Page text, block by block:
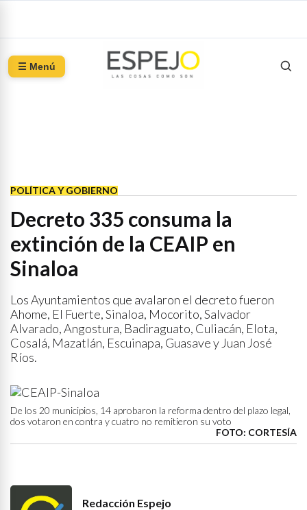
☰ Menú
POLÍTICA Y GOBIERNO
Decreto 335 consuma la
extinción de la CEAIP en
Sinaloa
Los Ayuntamientos que avalaron el decreto fueron
Ahome, El Fuerte, Sinaloa, Mocorito, Salvador
Alvarado, Angostura, Badiraguato, Culiacán, Elota,
Cosalá, Mazatlán, Escuinapa, Guasave y Juan José
Ríos.
De los 20 municipios, 14 aprobaron la reforma dentro del plazo legal,
dos votaron en contra y cuatro no remitieron su voto
FOTO: CORTESÍA
Redacción Espejo